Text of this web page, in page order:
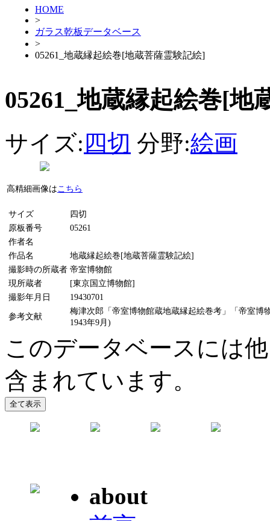
HOME
>
ガラス乾板データベース
>
05261_地蔵縁起絵巻[地蔵菩薩霊験記絵]
05261_地蔵縁起絵巻[地
サイズ: 四切 分野:絵画
高精細画像はこちら
サイズ
四切
原板番号
05261
作者名
作品名
地蔵縁起絵巻[地蔵菩薩霊験記絵]
撮影時の所蔵者 帝室博物館
現所蔵者
[東京国立博物館]
撮影年月日
19430701
参考文献
梅津次郎「帝室博物館蔵地蔵縁起絵巻考」「帝室博
1943年9月)
このデータベースには
含まれています。
about